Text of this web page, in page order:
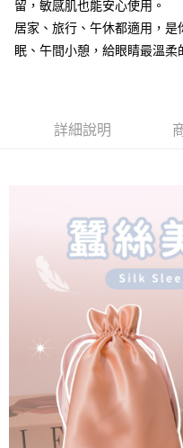
成交易。
3.實際核准額度、可分期數及費
4.訂單成立30分鐘內，如未前往
醒簡訊。
用戶於交易時，得透過本服務購
買賣價金債權讓與本公司後，依
2.基於同意付款使用「大哥付你
資料（包含姓名、電話或地址）
由本公司與您本人進行分期帳單
3.完整用戶服務條款，請詳閱以下
【關於「AFTEE先享後付」】
AFTEE先享後付是「在收到商品
便利好安心！
１．簡單：不需註冊會員、不需綁
１．於結帳方式選擇「AFTEE先
※ 請注意：結帳手續完成當下不
購買商品的店家。未經商家同意
後付繳納相關費用。
※ 交易是否成功請以「AFTEE先
是否繳費成功／繳費後需取消欲
客戶支援中心」
１．透過由恩沛科技股份有限公
易，需依本服務之必要範圍內提
權轉讓予恩沛科技股份有限公司。
２．關於個人資料處理事宜，請
https://aftee.tw/terms/#terms3
３．未成年的使用者請事先徵得
「AFTEE先享後付」，若未經同
運送方式
每筆NT$60，滿NT$990(含
付款後萊爾富取貨
每筆NT$60，滿NT$990(含
7-11取貨付款
每筆NT$65，滿NT$990(含以
付款後7-11取貨
每筆NT$65，滿NT$990(含以
大型超重物流運送
留，敏感肌也能安心使用。
居家、旅行、午休都適用，
眠、午間小憩，給眼睛最溫柔
詳細說明